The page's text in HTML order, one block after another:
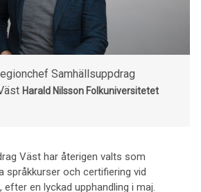
Samhällsuppdrag
Harald Nilsson Folkuniversitetet
Väst har återigen valts som
språkkurser och certifiering vid
en lyckad upphandling i maj.